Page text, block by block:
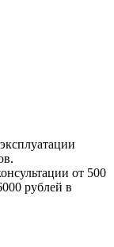
от 500
рублей в